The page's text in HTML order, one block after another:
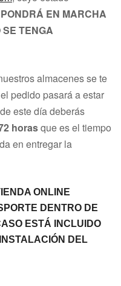
EN MARCHA
SE TENGA
almacenes se te
pedido pasará a estar
este día deberás
horasque es el tiempo
en entregar la
ONLINE
DENTRO DE
ESTÁ INCLUIDO
DEL